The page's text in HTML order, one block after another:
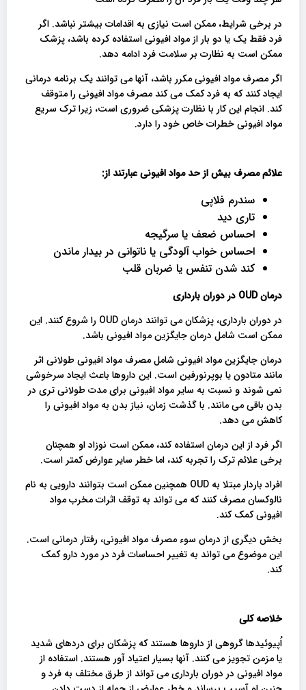
در برخی شرایط، ممکن است نیازی به اقدامات بیشتر نباشد. اگر
فرد فقط یک یا دو بار از مواد افیونی استفاده کرده باشد، پزشک
ممکن است به نظارت بر سلامت فرد ادامه دهد.
اگر مصرف مواد افیونی مکرر باشد، آنها می توانند یک برنامه درمانی
ایجاد کنند که به فرد کمک می کند مصرف مواد افیونی را متوقف
کند. انجام این کار با نظارت پزشکی ضروری است، زیرا ترک سریع
مواد افیونی خطرات خاص خود را دارد.
علائم مصرف بیش از حد مواد افیونی عبارتند از:
سندرم فلاپی
تاری دید
احساس ضعف یا سرگیجه
احساس خواب آلودگی یا ناتوانی در بیدار ماندن
کند شدن تنفس یا ضربان قلب
درمانOUD
در دوران بارداری
در دوران بارداری، پزشکان می توانند درمان OUD را شروع کنند. این
ممکن است شامل درمان جایگزین مواد افیونی باشد.
درمان جایگزین مواد افیونی شامل مصرف مواد افیونی طولانی اثر
مانند متادون یا بوپرنورفین است. این داروها باعث ایجاد سرخوشی
نمی شوند و نسبت به سایر مواد افیونی برای مدت طولانی تری در
بدن باقی می مانند. با گذشت زمان، نیاز بدن به مواد افیونی را
کاهش می دهد.
اگر فرد از این درمان استفاده کند، ممکن است نوزاد او همچنان
برخی علائم ترک را تجربه کند، اما خطر سایر عوارض کمتر است.
افراد باردار مبتلا به OUD همچنین ممکن است بتوانند دارویی به نام
نالوکسان مصرف کنند که می تواند به توقف اثرات مخرب مواد
افیونی کمک کند.
بخش دیگری از درمان سوء مصرف مواد افیونی، رفتار درمانی است.
این موضوع می تواند به تغییر احساسات فرد در مورد دارو کمک
کند.
خلاصه کلی
اُپیوئیدها گروهی از داروها هستند که پزشکان برای دردهای شدید
یا مزمن تجویز می کنند. آنها بسیار اعتیاد آور هستند. استفاده از
مواد افیونی در دوران بارداری می تواند از طرق مختلف به فرد و